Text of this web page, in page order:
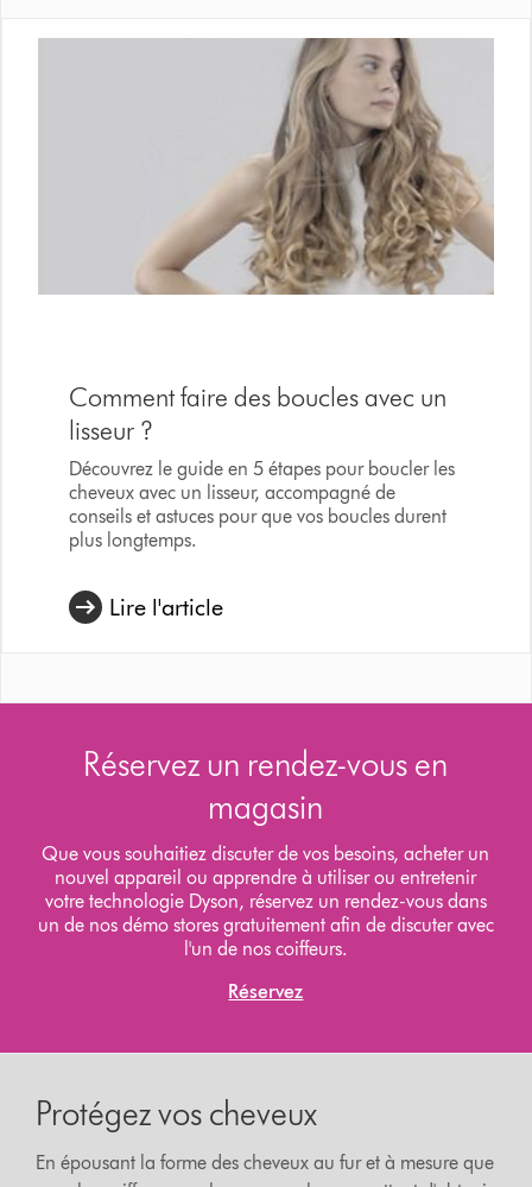
Comment faire des boucles avec un
lisseur ?
Découvrez le guide en 5 étapes pour boucler les
cheveux avec un lisseur, accompagné de
conseils et astuces pour que vos boucles durent
plus longtemps.
Lire l'article
Réservez un rendez-vous en
magasin
Que vous souhaitiez discuter de vos besoins, acheter un
nouvel appareil ou apprendre à utiliser ou entretenir
votre technologie Dyson, réservez un rendez-vous dans
un de nos démo stores gratuitement afin de discuter avec
l'un de nos coiffeurs.
Réservez
Protégez vos cheveux
En épousant la forme des cheveux au fur et à mesure que